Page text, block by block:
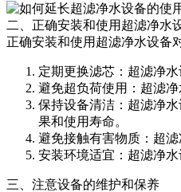
二、正确安装和使用超滤净水
正确安装和使用超滤净水设备
定期更换滤芯：超滤净
避免超负荷使用：超滤
保持设备清洁：超滤净
果和使用寿命。
避免接触有害物质：超
安装环境适宜：超滤净
三、注意设备的维护和保养